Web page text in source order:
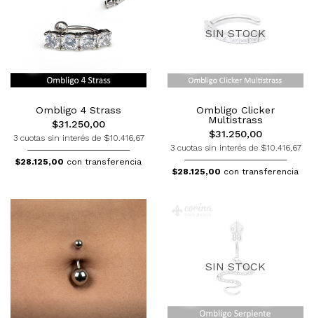
Ombligo 4 Strass
$31.250,00
3 cuotas sin interés de $10.416,67
$28.125,00 con transferencia
SIN STOCK
Ombligo Clicker
Multistrass
$31.250,00
3 cuotas sin interés de $10.416,67
$28.125,00 con transferencia
SIN STOCK